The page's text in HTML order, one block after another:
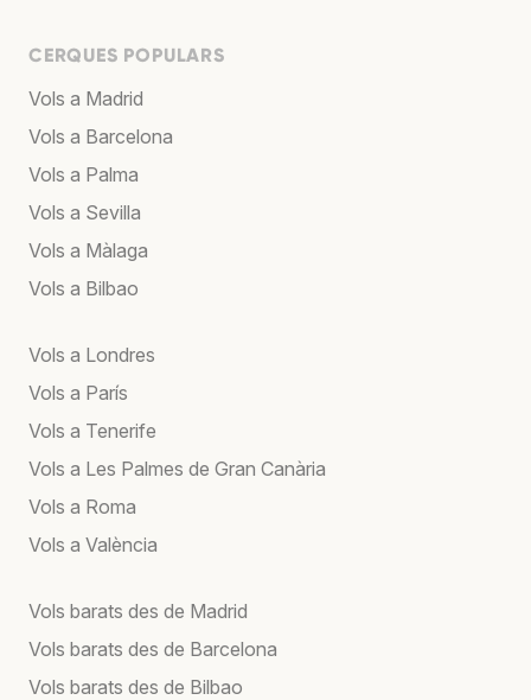
CERQUES POPULARS
Vols a Madrid
Vols a Barcelona
Vols a Palma
Vols a Sevilla
Vols a Màlaga
Vols a Bilbao
Vols a Londres
Vols a París
Vols a Tenerife
Vols a Les Palmes de Gran Canària
Vols a Roma
Vols a València
Vols barats des de Madrid
Vols barats des de Barcelona
Vols barats des de Bilbao